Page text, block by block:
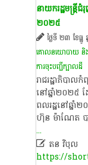
នាយក​រដ្ឋមន្ត្រី​
២០២៥
ថ្ងៃទី ២៣ ខែធ្នូ
គោលនយោបាយ និង​
ការចុះបញ្ជីក្បាលដី
រាជរដ្ឋាភិបាល​
នៅ​ឆ្នាំ​២០២៥​
ពលរដ្ឋ​នៅ​ឆ្នាំ​
ហ៊ុន​ ម៉ា​ណែ​ត​ បា
...
តន​ វិបុល
https://